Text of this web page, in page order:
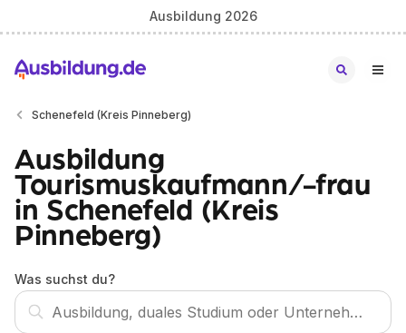
Ausbildung 2026
Schenefeld (Kreis Pinneberg)
Ausbildung
Tourismuskaufmann/-frau
in Schenefeld (Kreis
Pinneberg)
Was suchst du?